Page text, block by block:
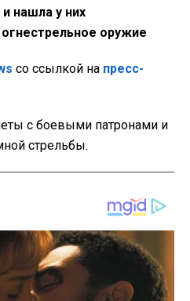
нашла у них
оружие
со ссылкой на пресс-
с боевыми патронами и
стрельбы.